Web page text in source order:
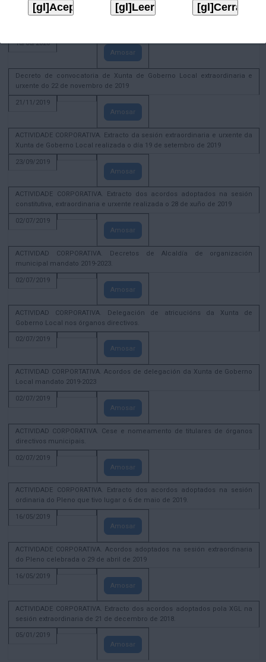
ACTIVIDADE CORPORATIVA. Extracto da Xunta de Goberno Local de 17 de
18/06/2020
Amosar
Decreto de convocatoria de Xunta de Goberno Local extraordinaria e
urxente do 22 de novembro de 2019
21/11/2019
Amosar
ACTIVIDADE CORPORATIVA. Extracto da sesión extraordinaria e urxente da
Xunta de Goberno Local realizada o día 19 de setembro de 2019
23/09/2019
Amosar
ACTIVIDADE CORPORATIVA. Extracto dos acordos adoptados na sesión
constitutiva, extraordinaria e urxente realizada o 28 de xuño de 2019
02/07/2019
Amosar
ACTIVIDAD CORPORATIVA. Decretos de Alcaldía de organización
municipal mandato 2019-2023.
02/07/2019
Amosar
ACTIVIDAD CORPORATIVA. Delegación de atricucións da Xunta de
Goberno Local nos órganos directivos.
02/07/2019
Amosar
ACTIVIDAD CORPORTATIVA. Acordos de delegación da Xunta de Goberno
Local mandato 2019-2023
02/07/2019
Amosar
ACTIVIDAD CORPORATIVA. Cese e nomeamento de titulares de órganos
directivos municipais.
02/07/2019
Amosar
ACTIVIDADE CORPORATIVA. Extracto dos acordos adoptados na sesión
ordinaria do Pleno que tivo lugar o 6 de maio de 2019.
16/05/2019
Amosar
ACTIVIDADE CORPORATIVA. Acordos adoptados na sesión extraordinaria
do Pleno celebrada o 29 de abril de 2019
16/05/2019
Amosar
ACTIVIDADE CORPORATIVA. Extracto dos acordos adoptados pola XGL na
sesión extraordinaria de 21 de decembro de 2018.
05/01/2019
Amosar